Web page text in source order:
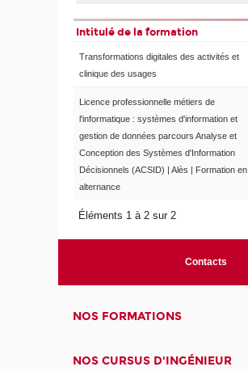
Intitulé de la formation
Transformations digitales des activités et
clinique des usages
Licence professionnelle métiers de
l'informatique : systèmes d'information et
gestion de données parcours Analyse et
Conception des Systèmes d'Information
Décisionnels (ACSID) | Alès | Formation en
alternance
Éléments 1 à 2 sur 2
Contacts
NOS FORMATIONS
NOS CURSUS D'INGÉNIEUR